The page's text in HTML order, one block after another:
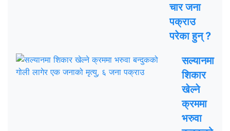
चार जना
पक्राउ
परेका हुन् ?
सल्यानमा
शिकार
खेल्ने
क्रममा
भरुवा